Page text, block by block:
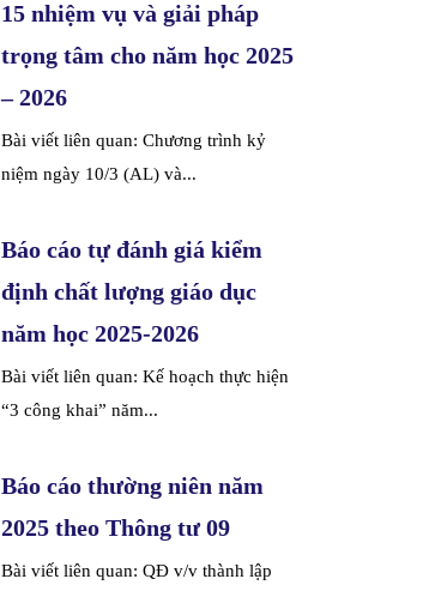
15 nhiệm vụ và giải pháp
trọng tâm cho năm học 2025
– 2026
Bài viết liên quan: Chương trình kỷ
niệm ngày 10/3 (AL) và...
Báo cáo tự đánh giá kiểm
định chất lượng giáo dục
năm học 2025-2026
Bài viết liên quan: Kế hoạch thực hiện
“3 công khai” năm...
Báo cáo thường niên năm
2025 theo Thông tư 09
Bài viết liên quan: QĐ v/v thành lập